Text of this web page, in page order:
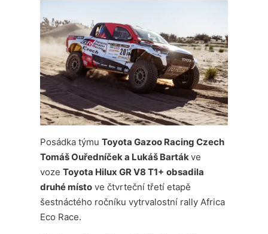
Posádka týmuToyota Gazoo Racing Czech
Tomáš Ouředníček a Lukáš Bartákve
vozeToyota Hilux GR V8 T1+ obsadila
druhé místo ve čtvrteční třetí etapě
šestnáctého ročníku vytrvalostní rally Africa
Eco Race.